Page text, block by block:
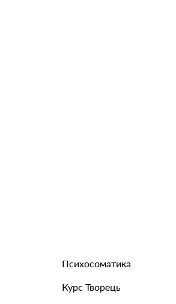
Психосоматика
Курс Творець